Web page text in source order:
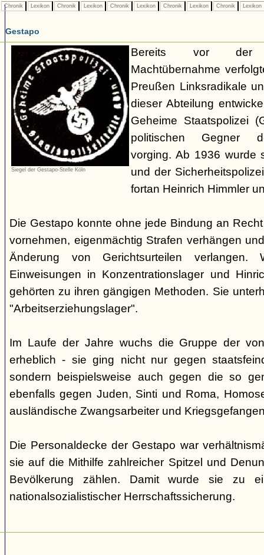
Chronik Lexikon Chronik Lexikon Chronik Lexikon Chronik Lexikon Chronik Lexikon
Gestapo
Siegel der Gestapo-Stelle Köln
Bereits vor der
Machtübernahme
Preußen Linksradikale
dieser Abteilung
Geheime Staatspolizei
politischen Gegner
vorging. Ab 1936 wurde
und der
fortan Heinrich Himmler
Die Gestapo konnte ohne jede Bindung an
vornehmen, eigenmächtig Strafen verhängen
Änderung von Gerichtsurteilen verlangen.
Einweisungen in Konzentrationslager und
gehörten zu ihren gängigen Methoden. Sie
"Arbeitserziehungslager".
Im Laufe der Jahre wuchs die Gruppe der
erheblich - sie ging nicht nur gegen
sondern beispielsweise auch gegen die so
ebenfalls gegen Juden, Sinti und Roma,
ausländische Zwangsarbeiter und
Die Personaldecke der Gestapo war
sie auf die Mithilfe zahlreicher Spitzel und
Bevölkerung zählen. Damit wurde sie zu
nationalsozialistischer Herrschaftssicherung.